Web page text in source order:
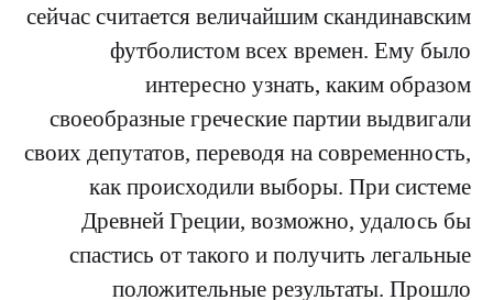
сейчас считается величайшим скандинавским
футболистом всех времен. Ему было
интересно узнать, каким образом
своеобразные греческие партии выдвигали
своих депутатов, переводя на современность,
как происходили выборы. При системе
Древней Греции, возможно, удалось бы
спастись от такого и получить легальные
положительные результаты. Прошло